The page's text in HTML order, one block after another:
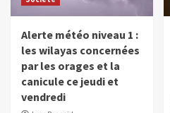
Alerte météo niveau 1 :
les wilayas concernées
par les orages et la
canicule ce jeudi et
vendredi